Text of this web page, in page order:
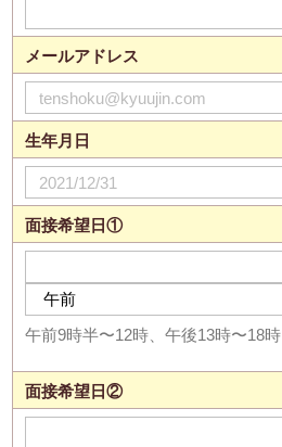
メールアドレス
生年月日
面接希望日①
午前9時半〜12時、午後13時〜18時
面接希望日②